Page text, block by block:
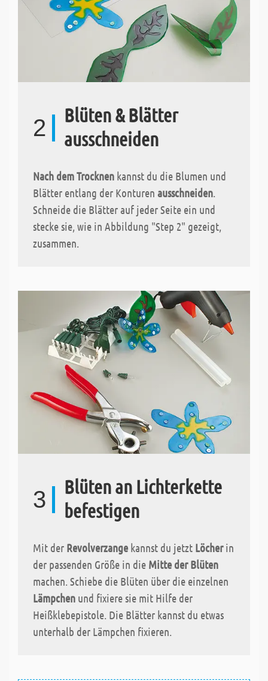
2
Blüten & Blätter
ausschneiden
Nach dem Trocknen kannst du die Blumen und
Blätter entlang der Konturen ausschneiden.
Schneide die Blätter auf jeder Seite ein und
stecke sie, wie in Abbildung "Step 2" gezeigt,
zusammen.
3
Blüten an Lichterkette
befestigen
Mit der Revolverzange kannst du jetzt Löcherin
der passenden Größe in die Mitte der Blüten
machen. Schiebe die Blüten über die einzelnen
Lämpchen und fixiere sie mit Hilfe der
Heißklebepistole. Die Blätter kannst du etwas
unterhalb der Lämpchen fixieren.